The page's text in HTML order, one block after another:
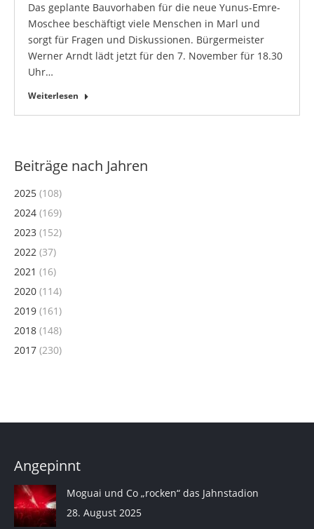
Das geplante Bauvorhaben für die neue Yunus-Emre-
Moschee beschäftigt viele Menschen in Marl und
sorgt für Fragen und Diskussionen. Bürgermeister
Werner Arndt lädt jetzt für den 7. November für 18.30
Uhr…
Weiterlesen
Beiträge nach Jahren
2025 (108)
2024 (169)
2023 (152)
2022 (37)
2021 (16)
2020 (114)
2019 (161)
2018 (148)
2017 (230)
Angepinnt
Moguai und Co „rocken“ das Jahnstadion
28. August 2025